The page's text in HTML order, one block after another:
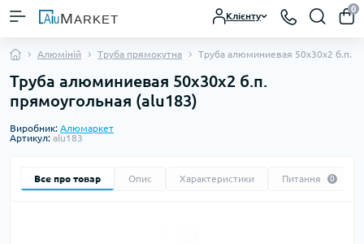
Клієнту
0
Алюміній Труба прямокутна Труба алюминиевая 50х30х2 б.п.
Труба алюминиевая 50х30х2 б.п.
прямоугольная (alu183)
Виробник: Алюмаркет
Артикул: alu183
Все про товар Опис Характеристики Питання 0